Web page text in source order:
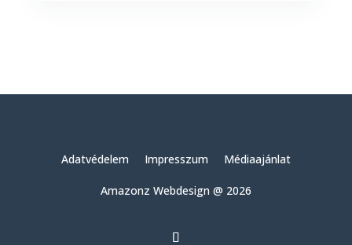
Adatvédelem Impresszum Médiaajánlat
Amazonz Webdesign @ 2026